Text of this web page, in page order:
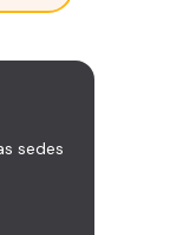
sedes